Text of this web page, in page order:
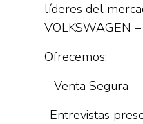
líderes del
VOLKSWAGEN
Ofrecemos:
– Venta Segura
-Entrevistas